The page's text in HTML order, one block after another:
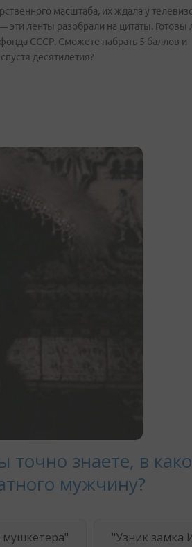
масштаба, их ждала у
ленты разобрали на цитаты. Готовы
СССР. Сможете набрать 5 баллов и
десятилетия?